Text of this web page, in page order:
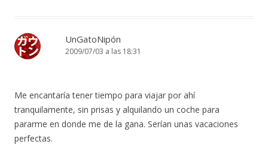
UnGatoNipón
2009/07/03 a las 18:31
Me encantaría tener tiempo para viajar por ahí
tranquilamente, sin prisas y alquilando un coche para
pararme en donde me de la gana. Serían unas vacaciones
perfectas.